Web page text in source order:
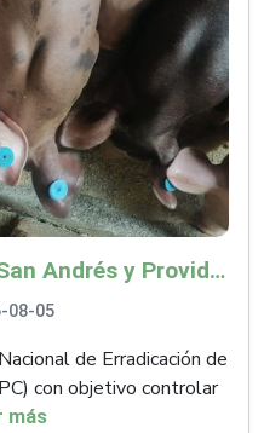
La OMSA reconoció a San Andrés y Providencia como zona libre de Peste Porcina Clásica (PPC)
08-05
de Erradicación de
con objetivo controlar
más